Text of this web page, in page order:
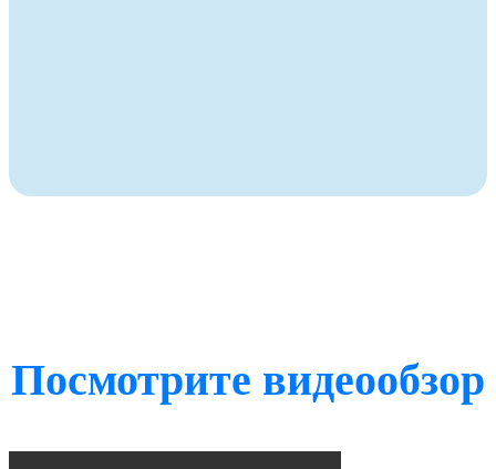
Посмотрите видеообзор